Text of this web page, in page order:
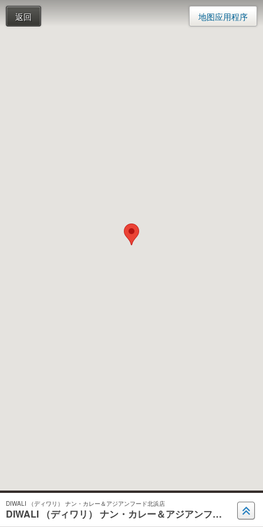
返回 地图应用程序
DIWALI （ディワリ） ナン・カレー＆アジアンフード北浜店
DIWALI （ディワリ） ナン・カレー＆アジアンフード北滨店